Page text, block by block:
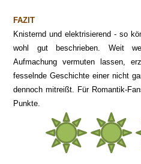
FAZIT
Knisternd und elektrisierend - so
wohl gut beschrieben. Weit
Aufmachung vermuten lassen,
fesselnde Geschichte einer nicht
dennoch mitreißt. Für Romantik-
Punkte.